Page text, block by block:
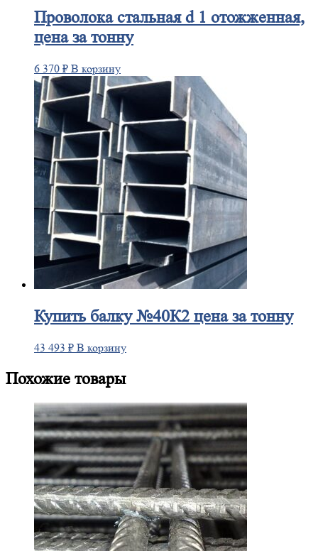
Проволокастальная d 1 отожженная,
цена за тонну
6 370 ₽ В корзину
Купитьбалку №40К2 цена за тонну
43 493 ₽ В корзину
Похожие товары